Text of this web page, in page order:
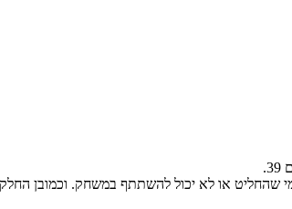
ומעלה),שתי עמדות קליעה למטרה ברובי צבע למי שהחליט או לא יכול